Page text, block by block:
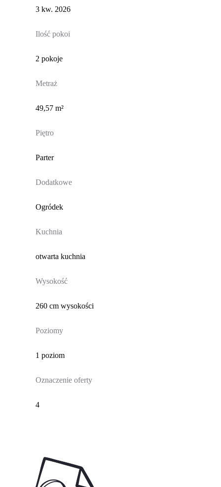
3 kw. 2026
Ilość pokoi
2 pokoje
Metraż
49,57 m²
Piętro
Parter
Dodatkowe
Ogródek
Kuchnia
otwarta kuchnia
Wysokość
260 cm wysokości
Poziomy
1 poziom
Oznaczenie oferty
4